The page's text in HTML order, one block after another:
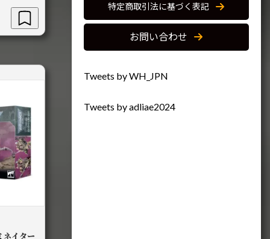
ネイター
特定商取引法に基づく表記
お問い合わせ
Tweets by WH_JPN
Tweets by adliae2024